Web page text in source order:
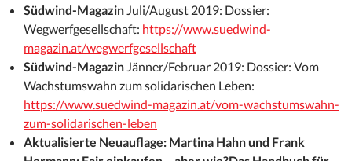
Südwind-Magazin Juli/August 2019: Dossier:
Wegwerfgesellschaft: https://www.suedwind-
magazin.at/wegwerfgesellschaft
Südwind-Magazin Jänner/Februar 2019: Dossier: Vom
Wachstumswahn zum solidarischen Leben:
https://www.suedwind-magazin.at/vom-wachstumswahn-
zum-solidarischen-leben
Aktualisierte Neuauflage: Martina Hahn und Frank